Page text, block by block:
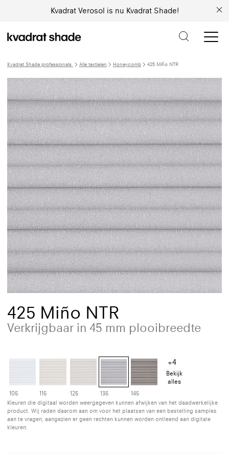
Kvadrat Verosol is nu Kvadrat Shade!
Kvadrat Shade professionals Alle textielen Honeycomb 425 Miño NTR
425 Miño NTR
Verkrijgbaar in 45 mm plooibreedte
105 115 125 135 145
+4
Bekijk
alles
Kleuren die digitaal worden weergegeven kunnen afwijken van het daadwerkelijke
product. Wij raden daarom aan om voor het plaatsen van een bestelling samples
aan te vragen, aangezien er geen rechten kunnen worden ontleend aan digitale
kleuren.